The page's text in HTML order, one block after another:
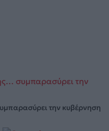
την κυβέρνηση